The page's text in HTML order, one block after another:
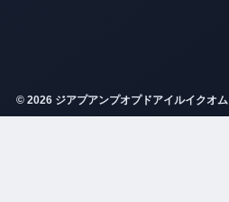
© 2026 ジアプアンプオプドアイルイクオム